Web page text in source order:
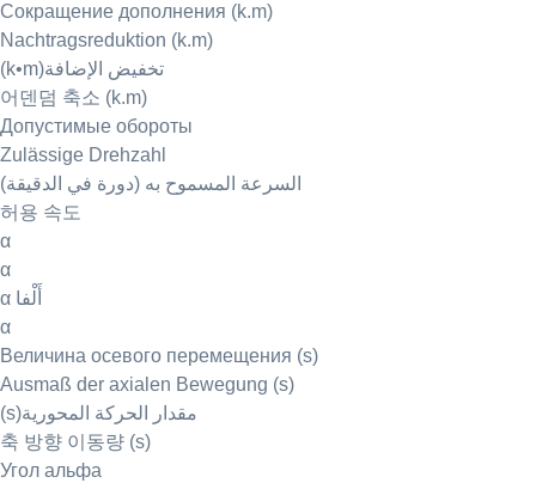
Сокращение дополнения (k.m)
Nachtragsreduktion (k.m)
(k•m)تخفيض الإضافة
어덴덤 축소 (k.m)
Допустимые обороты
Zulässige Drehzahl
السرعة المسموح به (دورة في الدقيقة)
허용 속도
α
α
α أَلْفا
α
Величина осевого перемещения (s)
Ausmaß der axialen Bewegung (s)
(s)مقدار الحركة المحورية
축 방향 이동량 (s)
Угол альфа